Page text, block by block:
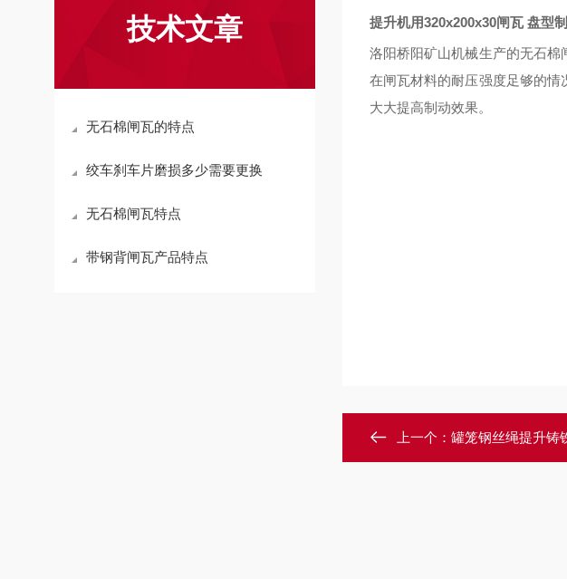
技术文章
无石棉闸瓦的特点
绞车刹车片磨损多少需要更换
无石棉闸瓦特点
带钢背闸瓦产品特点
提升机用320x200x30闸瓦 盘型
洛阳桥阳矿山机械生产的无石棉
在闸瓦材料的耐压强度足够的情
大大提高制动效果。
上一个： 罐笼钢丝绳提升铸铁